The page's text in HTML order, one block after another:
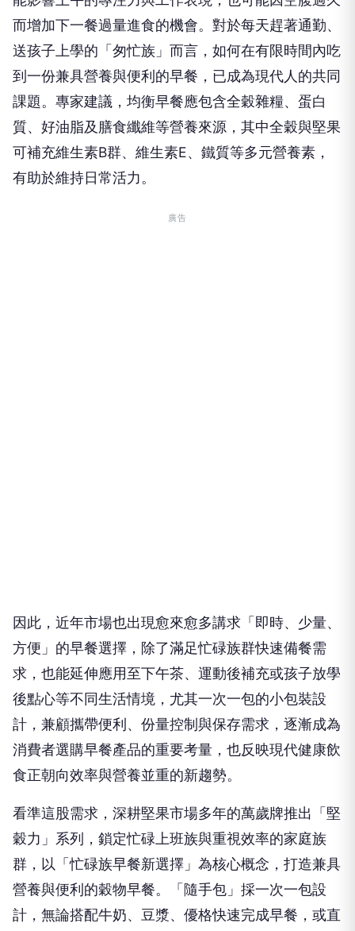
而增加下一餐過量進食的機會。對於每天趕著通勤、
送孩子上學的「匆忙族」而言，如何在有限時間內吃
到一份兼具營養與便利的早餐，已成為現代人的共同
課題。專家建議，均衡早餐應包含全穀雜糧、蛋白
質、好油脂及膳食纖維等營養來源，其中全穀與堅果
可補充維生素B群、維生素E、鐵質等多元營養素，
有助於維持日常活力。
廣告
因此，近年市場也出現愈來愈多講求「即時、少量、
方便」的早餐選擇，除了滿足忙碌族群快速備餐需
求，也能延伸應用至下午茶、運動後補充或孩子放學
後點心等不同生活情境，尤其一次一包的小包裝設
計，兼顧攜帶便利、份量控制與保存需求，逐漸成為
消費者選購早餐產品的重要考量，也反映現代健康飲
食正朝向效率與營養並重的新趨勢。
看準這股需求，深耕堅果市場多年的萬歲牌推出「堅
穀力」系列，鎖定忙碌上班族與重視效率的家庭族
群，以「忙碌族早餐新選擇」為核心概念，打造兼具
營養與便利的穀物早餐。「隨手包」採一次一包設
計，無論搭配牛奶、豆漿、優格快速完成早餐，或直